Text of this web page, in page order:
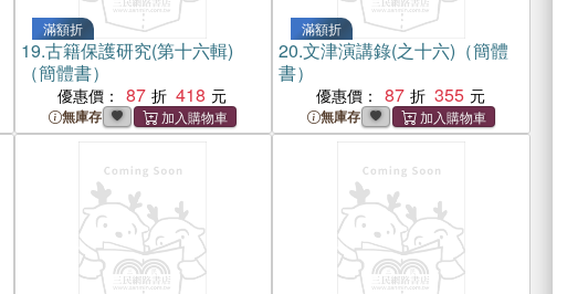
滿額折
19.古籍保護研究(第十六輯)
（簡體書）
優惠價： 87 418
無庫存
滿額折
20.文津演講錄(之十六)（簡體
書）
優惠價： 87 355
無庫存